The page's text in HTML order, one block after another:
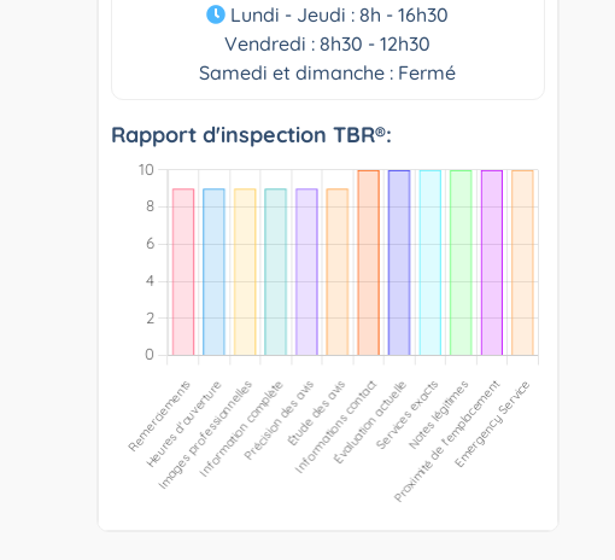
Lundi - Jeudi : 8h - 16h30
Vendredi : 8h30 - 12h30
Samedi et dimanche : Fermé
Rapport d'inspection TBR®: